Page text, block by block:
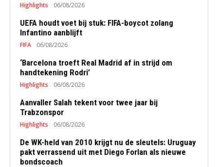
Highlights 06/08/2026
UEFA houdt voet bij stuk: FIFA-boycot zolang
Infantino aanblijft
FIFA 06/08/2026
‘Barcelona troeft Real Madrid af in strijd om
handtekening Rodri’
Highlights 06/08/2026
Aanvaller Salah tekent voor twee jaar bij
Trabzonspor
Highlights 06/08/2026
De WK-held van 2010 krijgt nu de sleutels: Uruguay
pakt verrassend uit met Diego Forlan als nieuwe
bondscoach